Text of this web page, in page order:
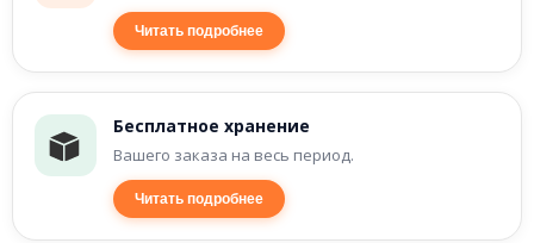
Читать подробнее
Бесплатное хранение
Вашего заказа на весь период.
Читать подробнее